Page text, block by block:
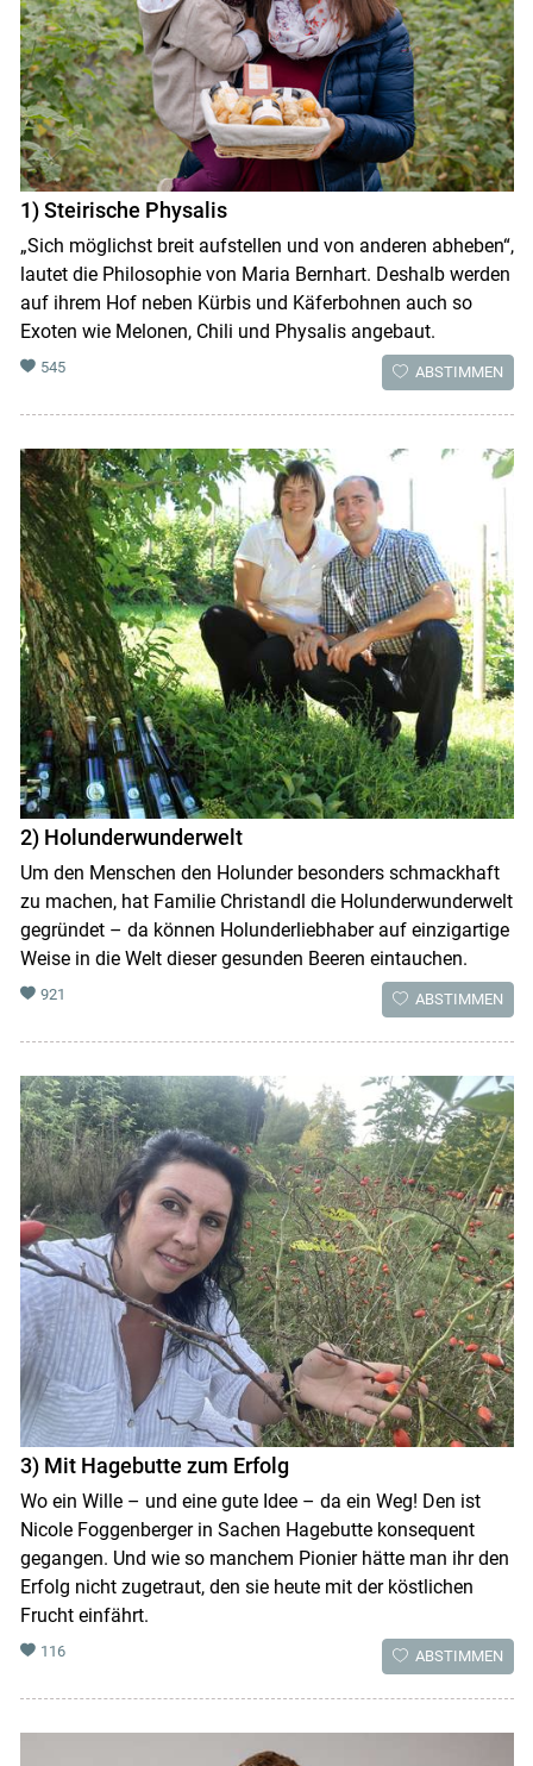
Skip to main content
1) Steirische Physalis
„Sich möglichst breit aufstellen und von anderen abheben“,
lautet die Philosophie von Maria Bernhart. Deshalb werden
auf ihrem Hof neben Kürbis und Käferbohnen auch so
Exoten wie Melonen, Chili und Physalis angebaut.
545 ABSTIMMEN
2) Holunderwunderwelt
Um den Menschen den Holunder besonders schmackhaft
zu machen, hat Familie Christandl die Holunderwunderwelt
gegründet – da können Holunderliebhaber auf einzigartige
Weise in die Welt dieser gesunden Beeren eintauchen.
921 ABSTIMMEN
3) Mit Hagebutte zum Erfolg
Wo ein Wille – und eine gute Idee – da ein Weg! Den ist
Nicole Foggenberger in Sachen Hagebutte konsequent
gegangen. Und wie so manchem Pionier hätte man ihr den
Erfolg nicht zugetraut, den sie heute mit der köstlichen
Frucht einfährt.
116 ABSTIMMEN